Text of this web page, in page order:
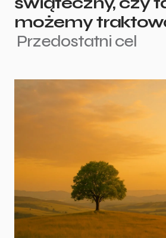
możemy
Przedostatni cel